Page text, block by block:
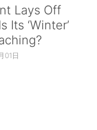
Lays Off
Its ‘Winter’
01日